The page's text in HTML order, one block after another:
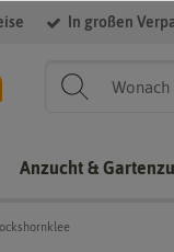
In großen
Anzucht &